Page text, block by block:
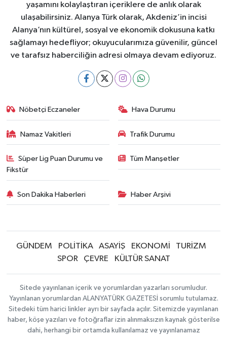
yaşamını kolaylaştıran içeriklere de anlık olarak
ulaşabilirsiniz. Alanya Türk olarak, Akdeniz’in incisi
Alanya’nın kültürel, sosyal ve ekonomik dokusuna katkı
sağlamayı hedefliyor; okuyucularımıza güvenilir, güncel
ve tarafsız haberciliğin adresi olmaya devam ediyoruz.
Nöbetçi Eczaneler Hava Durumu
Namaz Vakitleri Trafik Durumu
Süper Lig Puan Durumu ve
Fikstür
Tüm Manşetler
Son Dakika Haberleri Haber Arşivi
GÜNDEM POLİTİKA ASAYİŞ EKONOMİ
TURİZM
SPOR
ÇEVRE KÜLTÜR SANAT
Sitede yayınlanan içerik ve yorumlardan yazarları sorumludur.
Yayınlanan yorumlardan ALANYATÜRK GAZETESİ sorumlu tutulamaz.
Sitedeki tüm harici linkler ayrı bir sayfada açılır. Sitemizde yayınlanan
haber, köşe yazıları ve fotoğraflar izin alınmaksızın kaynak gösterilse
dahi, herhangi bir ortamda kullanılamaz ve yayınlanamaz